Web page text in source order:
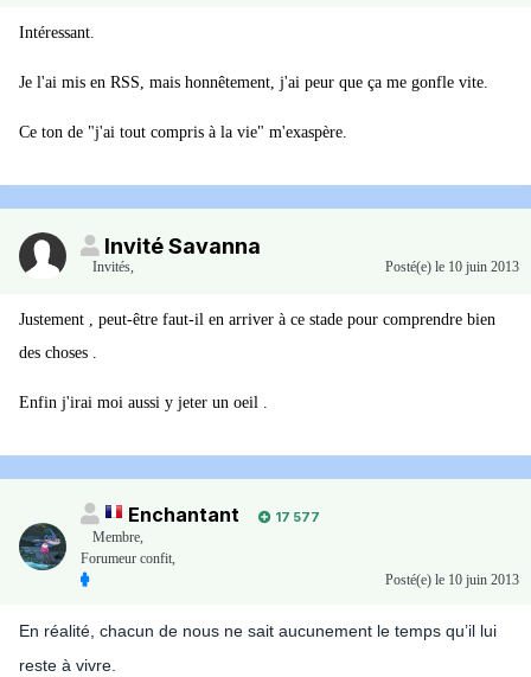
Intéressant.
Je l'ai mis en RSS, mais honnêtement, j'ai peur que ça me gonfle vite.
Ce ton de "j'ai tout compris à la vie" m'exaspère.
Invité Savanna
Invités, Posté(e) le 10 juin 2013
Justement , peut-être faut-il en arriver à ce stade pour comprendre bien
des choses .
Enfin j'irai moi aussi y jeter un oeil .
Enchantant
17 577
Membre,
Forumeur confit,
Posté(e) le 10 juin 2013
En réalité, chacun de nous ne sait aucunement le temps qu’il lui
reste à vivre.